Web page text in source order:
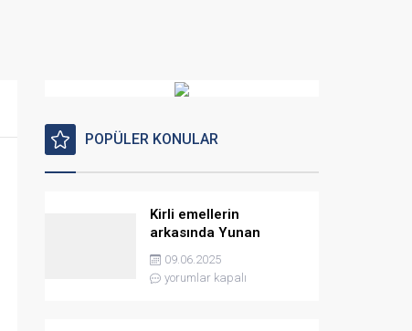
POPÜLER KONULAR
Kirli emellerin
arkasında Yunan
istihbaratı var
09.06.2025
yorumlar kapalı